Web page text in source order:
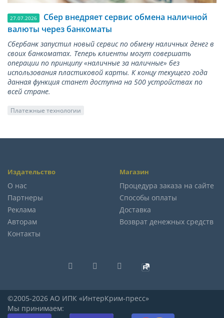
27.07.2026
Сбер внедряет сервис обмена наличной
валюты через банкоматы
Сбербанк запустил новый сервис по обмену наличных денег в
своих банкоматах. Теперь клиенты могут совершать
операции по принципу «наличные за наличные» без
использования пластиковой карты. К концу текущего года
данная функция станет доступна на 500 устройствах по
всей стране.
Платежные технологии
Издательство
О нас
Партнеры
Реклама
Авторам
Контакты
Магазин
Процедура заказа на сайте
Способы оплаты
Доставка
Возврат денежных средств
©2005-2026 АО ИПК «ИнтерКрим-пресс»
Мы принимаем: